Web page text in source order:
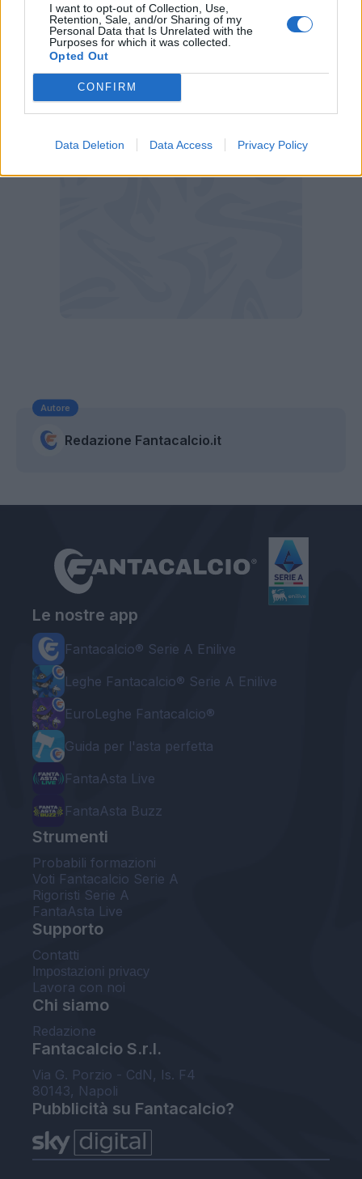
I want to opt-out of Collection, Use,
Retention, Sale, and/or Sharing of my
Personal Data that Is Unrelated with the
Purposes for which it was collected.
Opted Out
CONFIRM
Data Deletion Data Access Privacy Policy
dato che giocando la Lazio mercoledì non si
gioca di sabato. Speriamo che ci si metta in
condizione il prossimo anno di non doverne
riparlare, ma è un tema della Lega”.
Autore
Redazione Fantacalcio.it
Le nostre app
Fantacalcio® Serie A Enilive
Leghe Fantacalcio® Serie A Enilive
EuroLeghe Fantacalcio®
Guida per l'asta perfetta
FantaAsta Live
FantaAsta Buzz
Strumenti
Probabili formazioni
Voti Fantacalcio Serie A
Rigoristi Serie A
FantaAsta Live
Supporto
Contatti
Impostazioni privacy
Lavora con noi
Chi siamo
Redazione
Fantacalcio S.r.l.
Via G. Porzio - CdN, Is. F4
80143, Napoli
Pubblicità su Fantacalcio?